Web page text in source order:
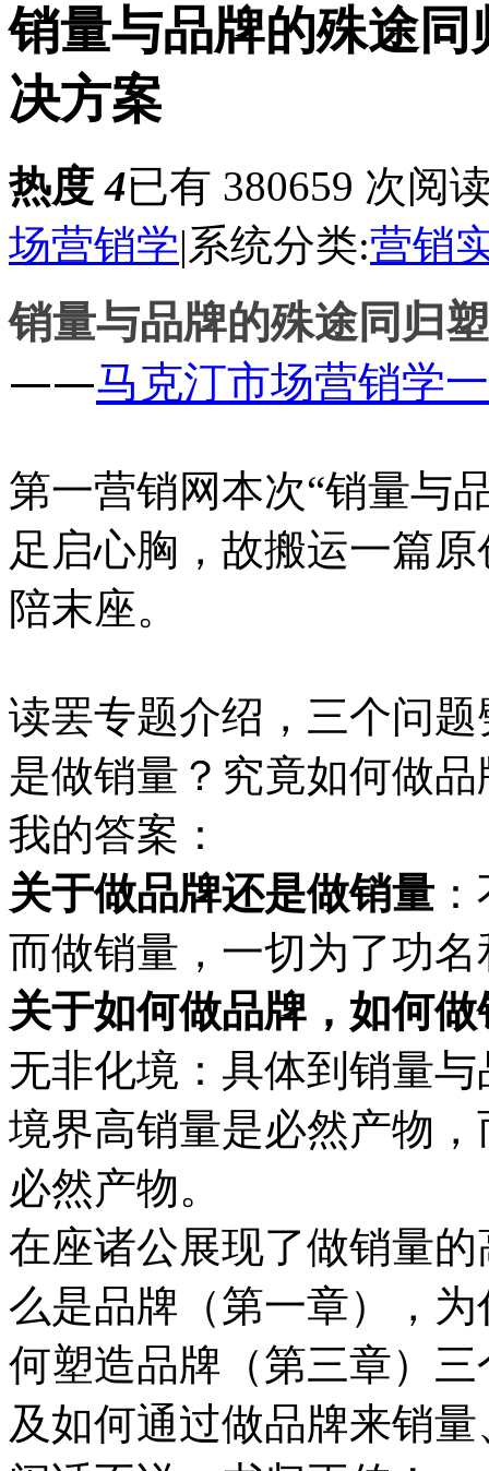
销量与品牌的殊途
决方案
热度4已有 380659 次阅
场营销学|系统分类:营销
销量与品牌的殊途同归
——马克汀市场营销学
第一营销网本次“销量与
足启心胸，故搬运一篇
陪末座。
读罢专题介绍，三个问
是做销量？究竟如何做
我的答案：
关于做品牌还是做销量
而做销量，一切为了功
关于如何做品牌，如何做
无非化境：具体到销量
境界高销量是必然产物
必然产物。
在座诸公展现了做销量
么是品牌（第一章），
何塑造品牌（第三章）
及如何通过做品牌来销